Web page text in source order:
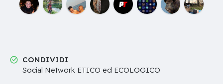
CONDIVIDI
Social Network ETICO ed ECOLOGICO